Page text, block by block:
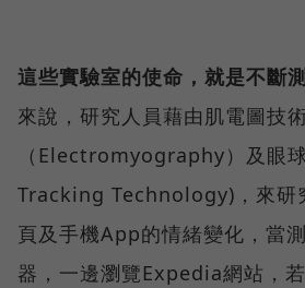
這些實驗室的使命，就是不斷
來說，研究人員藉由肌電圖技術
（Electromyography）及眼
Tracking Technology)，來研
頁及手機App的情緒變化，當
器，一邊瀏覽Expedia網站，